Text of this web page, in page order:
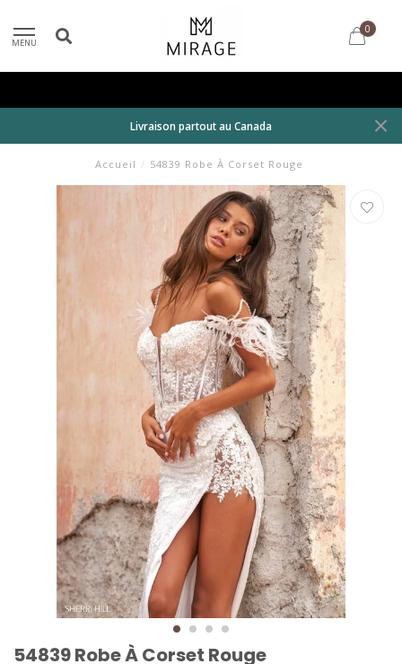
MENU
0
Livraison partout au Canada
Accueil / 54839 Robe À Corset Rouge
54839 Robe À Corset Rouge